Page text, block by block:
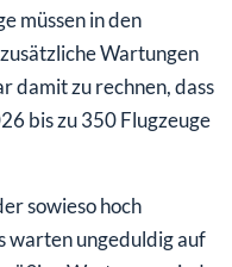
müssen in den
Wartungen
damit zu rechnen, dass
bis zu 350 Flugzeuge
sowieso hoch
warten ungeduldig auf